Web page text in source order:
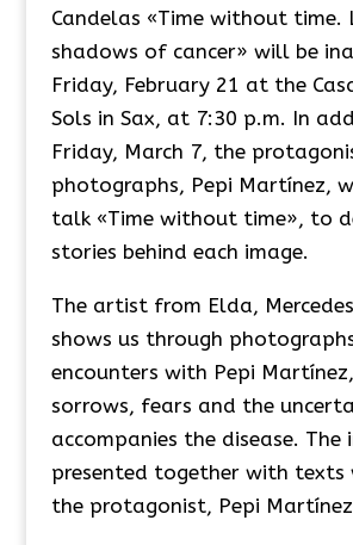
Candelas «Time without time.
shadows of cancer» will be
Friday, February 21 at the
Sols in Sax, at 7:30 p.m. In
Friday, March 7, the
photographs, Pepi Martínez,
talk «Time without time», to
stories behind each image.
The artist from Elda,
shows us through
encounters with Pepi
sorrows, fears and the
accompanies the disease. The
presented together with texts
the protagonist, Pepi